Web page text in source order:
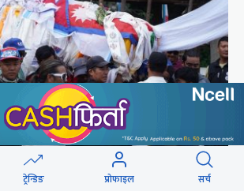
गुरुङको अन्त्येष्टि (तस्वीरहरू)
ट्रेन्डिङ प्रोफाइल सर्च